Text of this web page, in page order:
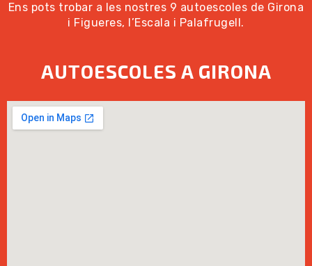
Ens pots trobar a les nostres 9 autoescoles de Girona
i Figueres, l’Escala i Palafrugell.
AUTOESCOLES A GIRONA